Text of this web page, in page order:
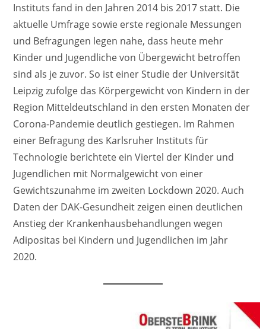
Instituts fand in den Jahren 2014 bis 2017 statt. Die
aktuelle Umfrage sowie erste regionale Messungen
und Befragungen legen nahe, dass heute mehr
Kinder und Jugendliche von Übergewicht betroffen
sind als je zuvor. So ist einer Studie der Universität
Leipzig zufolge das Körpergewicht von Kindern in der
Region Mitteldeutschland in den ersten Monaten der
Corona-Pandemie deutlich gestiegen. Im Rahmen
einer Befragung des Karlsruher Instituts für
Technologie berichtete ein Viertel der Kinder und
Jugendlichen mit Normalgewicht von einer
Gewichtszunahme im zweiten Lockdown 2020. Auch
Daten der DAK-Gesundheit zeigen einen deutlichen
Anstieg der Krankenhausbehandlungen wegen
Adipositas bei Kindern und Jugendlichen im Jahr
2020.